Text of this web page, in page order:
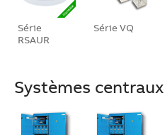
Série
RSAUR
Série VQ
Systèmes centraux